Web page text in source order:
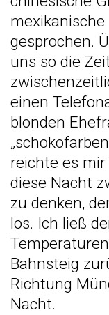
gesprochen.
uns so die
einen
blonden
reichte es
diese Nacht
zu denken,
los. Ich ließ
Bahnsteig
Richtung
Nacht.